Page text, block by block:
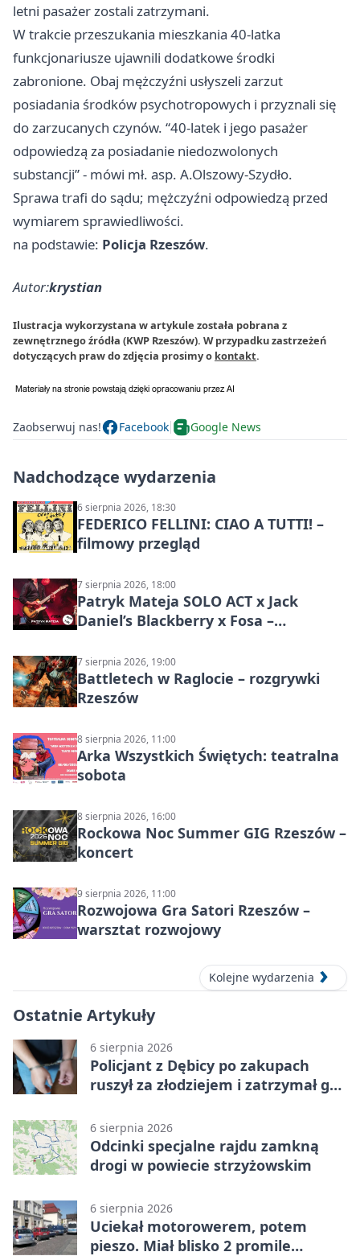
letni pasażer zostali zatrzymani.
W trakcie przeszukania mieszkania 40-latka
funkcjonariusze ujawnili dodatkowe środki
zabronione. Obaj mężczyźni usłyszeli zarzut
posiadania środków psychotropowych i przyznali się
do zarzucanych czynów. “40-latek i jego pasażer
odpowiedzą za posiadanie niedozwolonych
substancji” - mówi mł. asp. A.Olszowy-Szydło.
Sprawa trafi do sądu; mężczyźni odpowiedzą przed
wymiarem sprawiedliwości.
na podstawie: Policja Rzeszów.
Autor:krystian
Ilustracja wykorzystana w artykule została pobrana z
zewnętrznego źródła (KWP Rzeszów). W przypadku zastrzeżeń
dotyczących praw do zdjęcia prosimy o kontakt.
Zaobserwuj nas! Facebook Google News
Nadchodzące wydarzenia
6 sierpnia 2026, 18:30
FEDERICO FELLINI: CIAO A TUTTI! –
filmowy przegląd
7 sierpnia 2026, 18:00
Patryk Mateja SOLO ACT x Jack
Daniel’s Blackberry x Fosa –
7 sierpnia 2026, 19:00
Battletech w Raglocie – rozgrywki
Rzeszów
8 sierpnia 2026, 11:00
Arka Wszystkich Świętych: teatralna
sobota
8 sierpnia 2026, 16:00
Rockowa Noc Summer GIG Rzeszów –
koncert
9 sierpnia 2026, 11:00
Rozwojowa Gra Satori Rzeszów –
warsztat rozwojowy
Kolejne wydarzenia
Ostatnie Artykuły
6 sierpnia 2026
Policjant z Dębicy po zakupach
ruszył za złodziejem i zatrzymał go
6 sierpnia 2026
Odcinki specjalne rajdu zamkną
drogi w powiecie strzyżowskim
6 sierpnia 2026
Uciekał motorowerem, potem
pieszo. Miał blisko 2 promile